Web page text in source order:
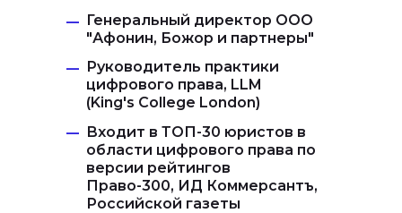
Генеральный директор ООО
"Афонин, Божор и партнеры"
—
Руководитель практики
цифрового права, LLM
(King's College London)
—
Входит в ТОП-30 юристов в
области цифрового права по
версии рейтингов
Право-300, ИД Коммерсантъ,
Российской газеты
—